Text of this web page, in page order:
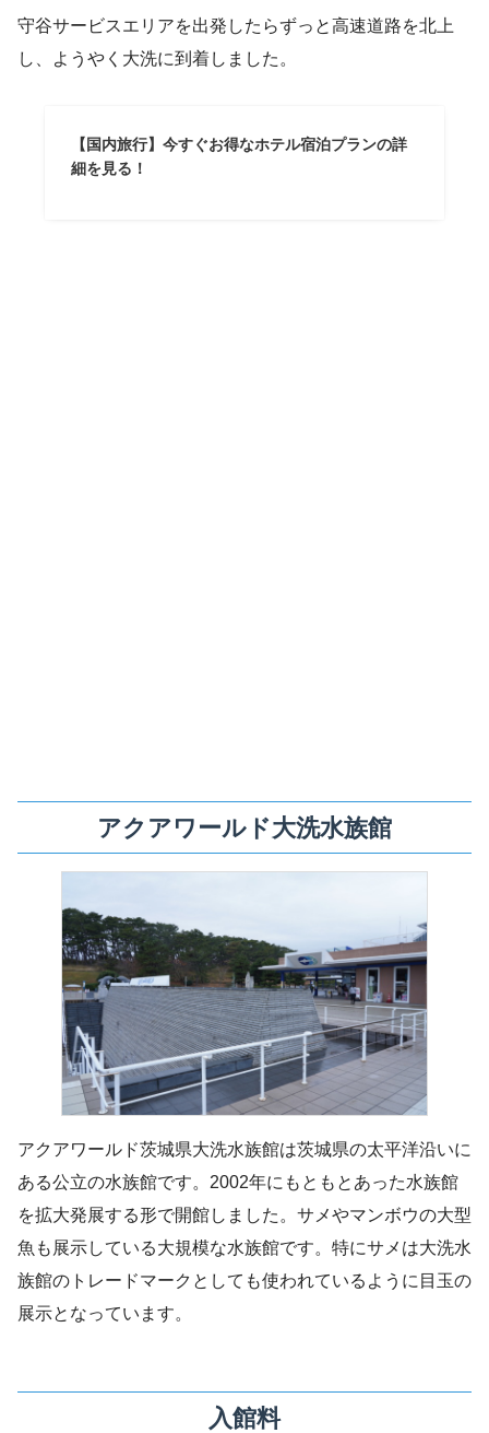
守谷サービスエリアを出発したらずっと高速道路を北上
し、ようやく大洗に到着しました。
【国内旅行】今すぐお得なホテル宿泊プランの詳
細を見る！
アクアワールド大洗水族館
アクアワールド茨城県大洗水族館は茨城県の太平洋沿いに
ある公立の水族館です。2002年にもともとあった水族館
を拡大発展する形で開館しました。サメやマンボウの大型
魚も展示している大規模な水族館です。特にサメは大洗水
族館のトレードマークとしても使われているように目玉の
展示となっています。
入館料